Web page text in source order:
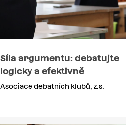
Síla argumentu: debatujte
logicky a efektivně
Asociace debatních klubů, z.s.